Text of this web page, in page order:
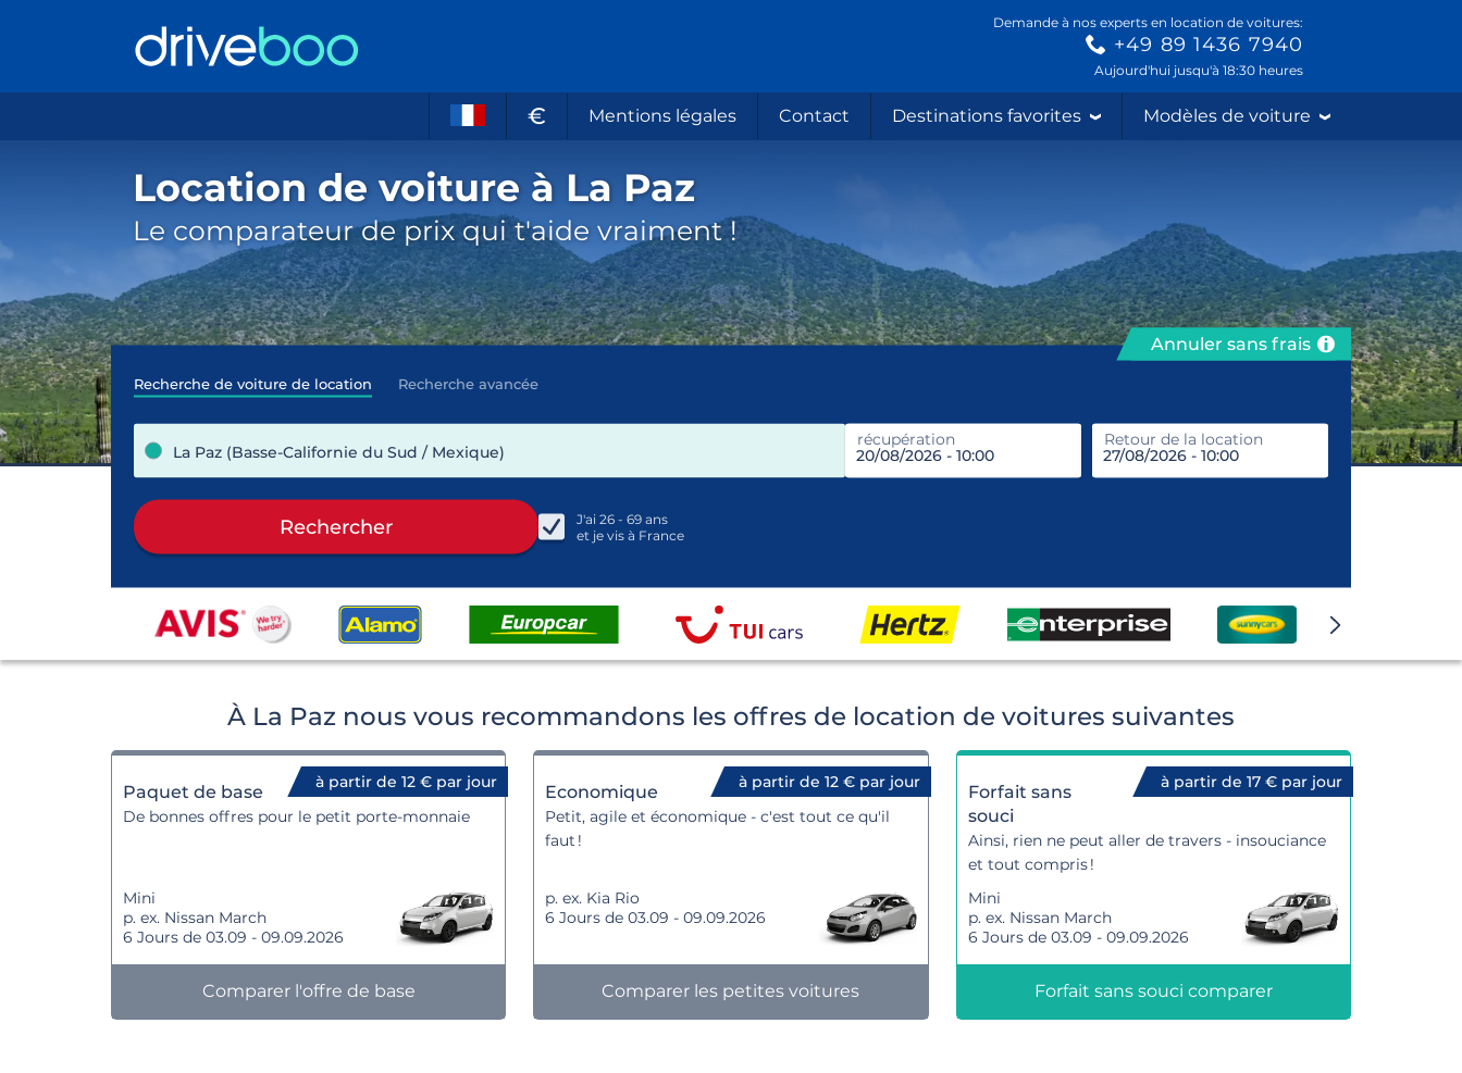
Demande à nos experts en location de voitures:
+49 89 1436 7940
Aujourd'hui jusqu'à 18:30 heures
€ Mentions légales Contact Destinations favorites Modèles de voiture
Location de voiture à La Paz
Le comparateur de prix qui t'aide vraiment !
Annuler sans frais
Recherche de voiture de location Recherche avancée
La Paz (Basse-Californie du Sud / Mexique)
récupération Retour de la location
prendre
J'ai 26 - 69 ans
et je vis à France
Rechercher
À La Paz nous vous recommandons les offres de location de voitures suivantes
à partir de 12 € par jour
Paquet de base
De bonnes offres pour le petit porte-monnaie
Mini
p. ex. Nissan March
6 Jours de 03.09 - 09.09.2026
Comparer l'offre de base
à partir de 12 € par jour
Economique
Petit, agile et économique - c'est tout ce qu'il
faut !
p. ex. Kia Rio
6 Jours de 03.09 - 09.09.2026
Comparer les petites voitures
à partir de 17 € par jour
Forfait sans
souci
Ainsi, rien ne peut aller de travers - insouciance
et tout compris !
Mini
p. ex. Nissan March
6 Jours de 03.09 - 09.09.2026
Forfait sans souci comparer